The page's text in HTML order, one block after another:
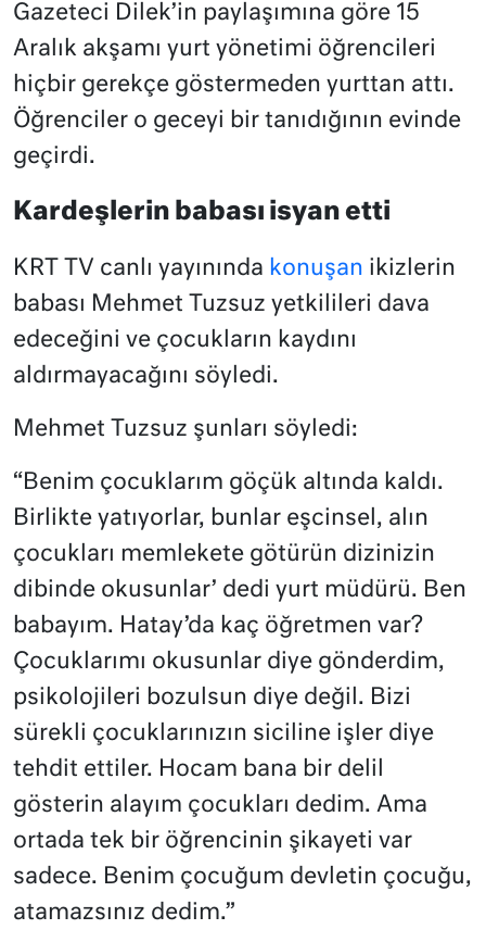
Gazeteci Dilek’in paylaşımına göre 15
Aralık akşamı yurt yönetimi öğrencileri
hiçbir gerekçe göstermeden yurttan attı.
Öğrenciler o geceyi bir tanıdığının evinde
geçirdi.
Kardeşlerin babası isyan etti
KRT TV canlı yayınında konuşan ikizlerin
babası Mehmet Tuzsuz yetkilileri dava
edeceğini ve çocukların kaydını
aldırmayacağını söyledi.
Mehmet Tuzsuz şunları söyledi:
“Benim çocuklarım göçük altında kaldı.
Birlikte yatıyorlar, bunlar eşcinsel, alın
çocukları memlekete götürün dizinizin
dibinde okusunlar’ dedi yurt müdürü. Ben
babayım. Hatay’da kaç öğretmen var?
Çocuklarımı okusunlar diye gönderdim,
psikolojileri bozulsun diye değil. Bizi
sürekli çocuklarınızın siciline işler diye
tehdit ettiler. Hocam bana bir delil
gösterin alayım çocukları dedim. Ama
ortada tek bir öğrencinin şikayeti var
sadece. Benim çocuğum devletin çocuğu,
atamazsınız dedim.”